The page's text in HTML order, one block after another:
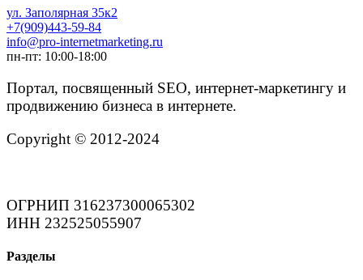
ул. Заполярная 35к2
+7(909)443-59-84
info@pro-internetmarketing.ru
пн-пт: 10:00-18:00
Портал, посвященный SEO, интернет-маркетингу и
продвижению бизнеса в интернете.
Copyright © 2012-2024
ОГРНИП 316237300065302
ИНН 232525055907
Разделы